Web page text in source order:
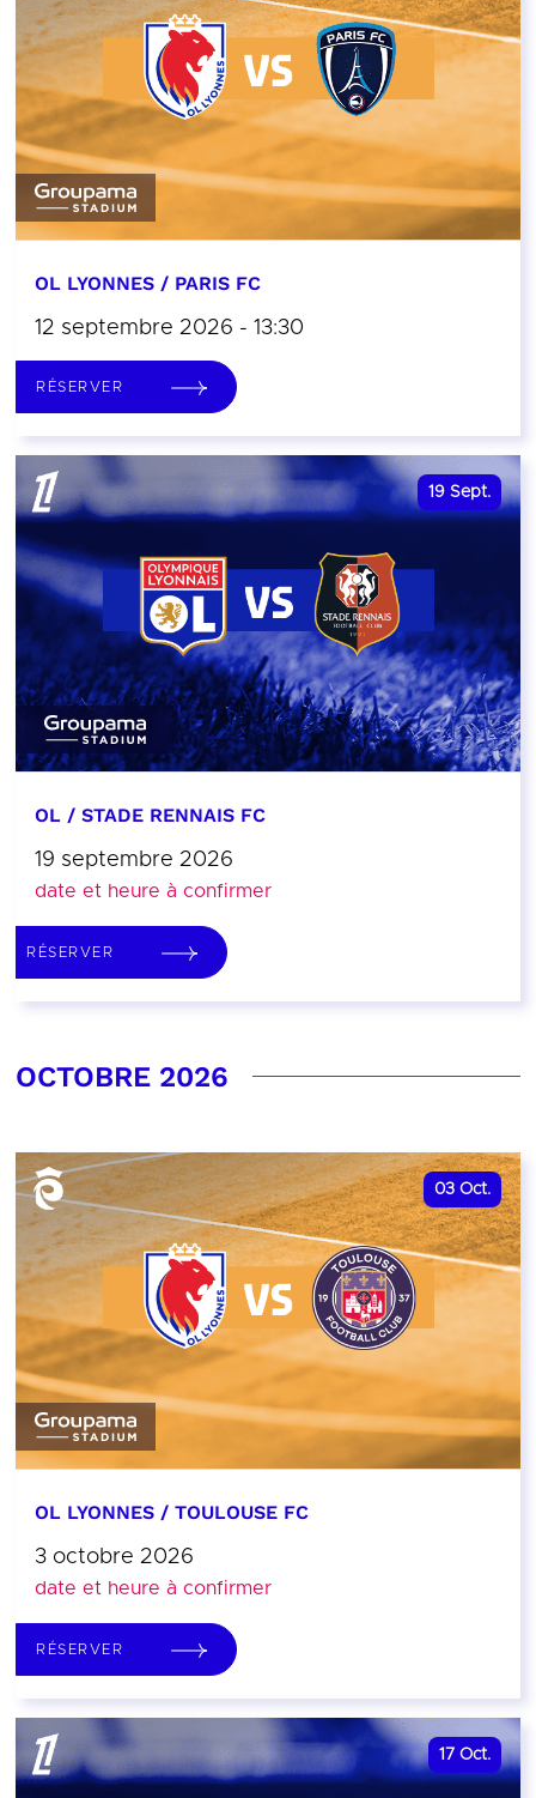
OL LYONNES / PARIS FC
12 septembre 2026 - 13:30
RÉSERVER
19 Sept.
OL / STADE RENNAIS FC
19 septembre 2026
date et heure à confirmer
RÉSERVER
OCTOBRE 2026
03 Oct.
OL LYONNES / TOULOUSE FC
3 octobre 2026
date et heure à confirmer
RÉSERVER
17 Oct.